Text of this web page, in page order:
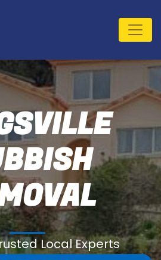
Local Experts